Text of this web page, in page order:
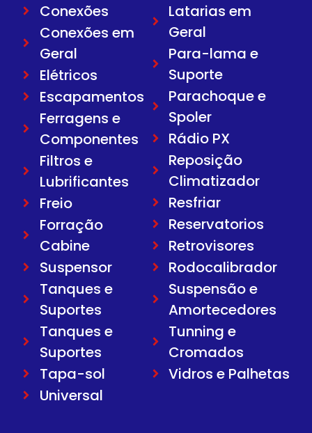
Conexões
Conexões em
Geral
Elétricos
Escapamentos
Ferragens e
Componentes
Filtros e
Lubrificantes
Freio
Forração
Cabine
Suspensor
Tanques e
Suportes
Tanques e
Suportes
Tapa-sol
Universal
Latarias em
Geral
Para-lama e
Suporte
Parachoque e
Spoler
Rádio PX
Reposição
Climatizador
Resfriar
Reservatorios
Retrovisores
Rodocalibrador
Suspensão e
Amortecedores
Tunning e
Cromados
Vidros e Palhetas